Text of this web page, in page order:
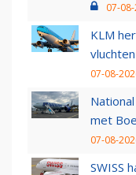
07-
KLM
07-08-
met
07-08-
SWISS